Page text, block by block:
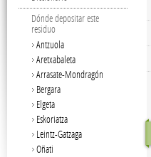
Dónde depositar este
residuo
Antzuola
Aretxabaleta
Arrasate-Mondragón
Bergara
Elgeta
Eskoriatza
Leintz-Gatzaga
Oñati